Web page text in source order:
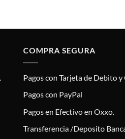
COMPRA SEGURA
Pagos con Tarjeta de Debito y
Pagos con PayPal
Pagos en Efectivo en Oxxo.
Transferencia /Deposito